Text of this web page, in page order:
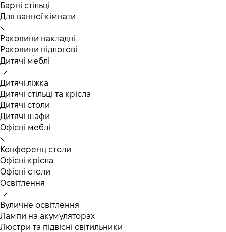
Барні стільці
Для ванної кімнати
Раковини накладні
Раковини підлогові
Дитячі меблі
Дитячі ліжка
Дитячі стільці та крісла
Дитячі столи
Дитячі шафи
Офісні меблі
Конференц столи
Офісні крісла
Офісні столи
Освітлення
Вуличне освітлення
Лампи на акумуляторах
Люстри та підвісні світильники